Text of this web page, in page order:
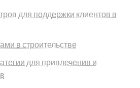
для поддержки клиентов в
в строительстве
для привлечения и